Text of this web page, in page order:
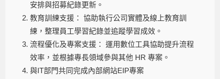
安排與招募紀錄更新。
教育訓練支援： 協助執行公司實體及線上教育訓
練，整理員工學習紀錄並追蹤學習成效。
流程優化及專案支援： 運用數位工具協助提升流程
效率，並根據專長領域參與其他 HR 專案。
與IT部門共同完成內部網站EIP專案